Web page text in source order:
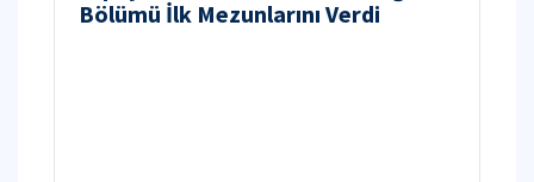
Bölümü İlk Mezunlarını Verdi